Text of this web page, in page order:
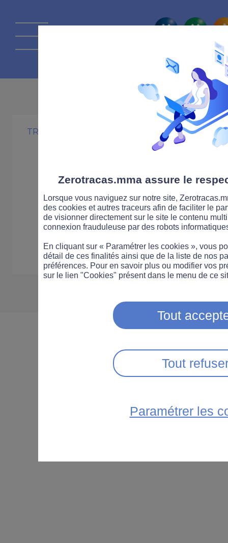
La route
TRAFIC ZT
Zérotracas
Zerotracas.mma assure le
Lorsque vous naviguez sur notre site,
des cookies et autres traceurs afin de faciliter le
de visionner directement sur le site le contenu
connexion frauduleuse par des robots
En cliquant sur « Paramétrer les cookies », vous
détail de ces finalités ainsi que de la liste de nos
préférences. Pour en savoir plus ou modifier vos
sur le lien "Cookies" présent dans le menu de ce
Tout
Tout
Paramétrer les